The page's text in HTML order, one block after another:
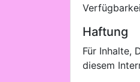
Haftung
Für Inhalte,
diesem